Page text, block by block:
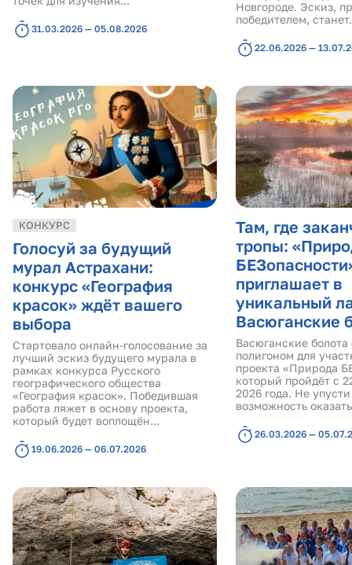
31.03.2026 — 05.08.2026
Новгороде. Эскиз,
победителем,
22.06.2026 —
КОНКУРС
Голосуй за будущий
мурал Астрахани:
конкурс «География
красок» ждёт вашего
выбора
Стартовало онлайн-голосование за
лучший эскиз будущего мурала в
рамках конкурса Русского
географического общества
«География красок». Победившая
работа ляжет в основу проекта,
который будет воплощён...
19.06.2026 — 06.07.2026
Там, где
тропы:
приглашает в
уникальный
Васюганские
Васюганские
полигоном для
проекта «Природа
который пройдёт с
2026 года. Не
возможность
26.03.2026 —